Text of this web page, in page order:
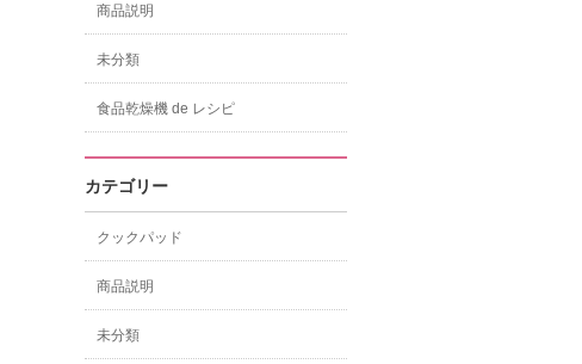
商品説明
未分類
食品乾燥機 de レシピ
カテゴリー
クックパッド
商品説明
未分類